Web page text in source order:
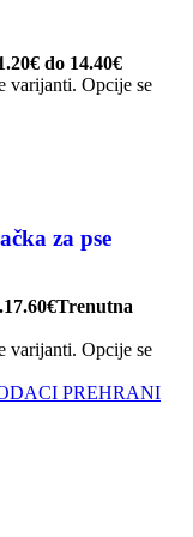
do 14.40€
varijanti. Opcije se
za pse
17.60€Trenutna
varijanti. Opcije se
PREHRANI